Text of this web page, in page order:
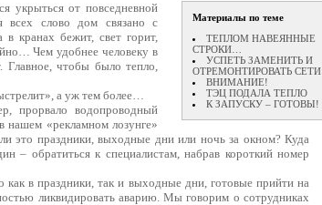
Материалы по теме
ТЕПЛОМ НАВЕЯННЫЕ
СТРОКИ…
УСПЕТЬ ЗАМЕНИТЬ И
ОТРЕМОНТИРОВАТЬ СЕТИ
ВНИМАНИЕ!
ТЭЦ ПОДАЛА ТЕПЛО
К ЗАПУСКУ – ГОТОВЫ!
укрыться от повседневной
всех слово дом связано с
кранах бежит, свет горит,
Чем удобнее человеку в
Главное, чтобы было тепло,
а уж тем более…
прорвало водопроводный
нашем «рекламном лозунге»
это праздники, выходные дни или ночь за окном? Куда
– обратиться к специалистам, набрав короткий номер
в праздники, так и выходные дни, готовые прийти на
ликвидировать аварию. Мы говорим о сотрудниках